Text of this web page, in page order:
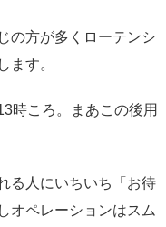
の方が多くローテンシ
ます。
時ころ。まあこの後用
る人にいちいち「お待
オペレーションはスム